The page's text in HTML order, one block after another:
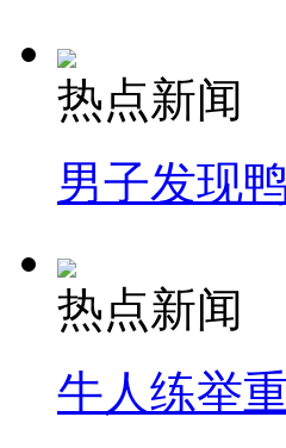
热点新闻
男子发现
热点新闻
牛人练举